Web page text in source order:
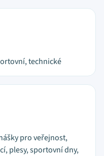
technické
pro veřejnost,
plesy, sportovní dny,